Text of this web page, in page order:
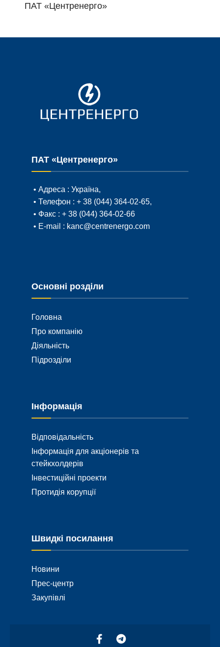
ПАТ «Центренерго»
ПАТ «Центренерго»
• Адреса : Україна,
• Телефон : + 38 (044) 364-02-65,
• Факс : + 38 (044) 364-02-66
• E-mail : kanc@centrenergo.com
Основні розділи
Головна
Про компанію
Діяльність
Підрозділи
Інформація
Відповідальність
Інформація для акціонерів та
стейкхолдерів
Інвестиційні проекти
Протидія корупції
Швидкі посилання
Новини
Прес-центр
Закупівлі